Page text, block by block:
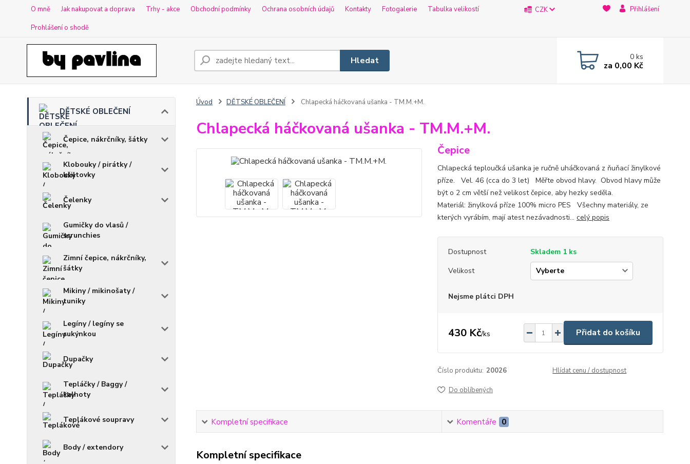
O mně Jak nakupovat a doprava Trhy - akce Obchodní podmínky Ochrana osobních údajů Kontakty Fotogalerie
Tabulka velikostí
Prohlášení o shodě
CZK Přihlášení
Hledat 0ks
za 0,00 Kč
DĚTSKÉ OBLEČENÍ
Čepice, nákrčníky, šátky
Klobouky / pirátky /
kšiltovky
Čelenky
Gumičky do vlasů /
scrunchies
Zimní čepice, nákrčníky,
šátky
Mikiny / mikinošaty /
tuniky
Legíny / legíny se
sukýnkou
Dupačky
Tepláčky / Baggy /
kalhoty
Teplákové soupravy
Body / extendory
Úvod DĚTSKÉ OBLEČENÍ Chlapecká háčkovaná ušanka - TM.M.+M.
Chlapecká háčkovaná ušanka - TM.M.+M.
Čepice
Chlapecká teploučká ušanka je ručně uháčkovaná z ňuňací žinylkové
příze. Vel. 46 (cca do 3 let) Měřte obvod hlavy. Obvod hlavy může
být o 2 cm větší než velikost čepice, aby hezky seděla.
Materiál: žinylková příze 100% micro PES Všechny materiály, ze
kterých vyrábím, mají atest nezávadnosti... celý popis
Dostupnost
Skladem 1 ks
Velikost
Nejsme plátci DPH
430 Kč/ks Přidat do košíku
Číslo produktu: 20026 Hlídat cenu / dostupnost
Do oblíbených
Kompletní specifikace Komentáře 0
Kompletní specifikace